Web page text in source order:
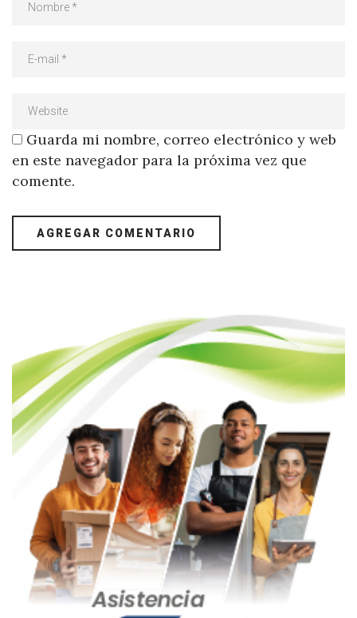
Guarda mi nombre, correo electrónico y web
en este navegador para la próxima vez que
comente.